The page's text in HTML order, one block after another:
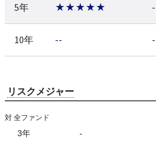
5年 ★★★★★
10年 --
リスクメジャー
対 全ファンド
3年 -